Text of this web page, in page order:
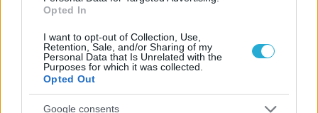
Opted In
I want to opt-out of Collection, Use,
Retention, Sale, and/or Sharing of my
Personal Data that Is Unrelated with the
Purposes for which it was collected.
Opted Out
Google consents